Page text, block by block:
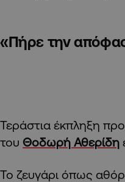
«Πήρε την
Τεράστια έκπληξη
του Θοδωρή Αθερίδη
Το ζευγάρι όπως